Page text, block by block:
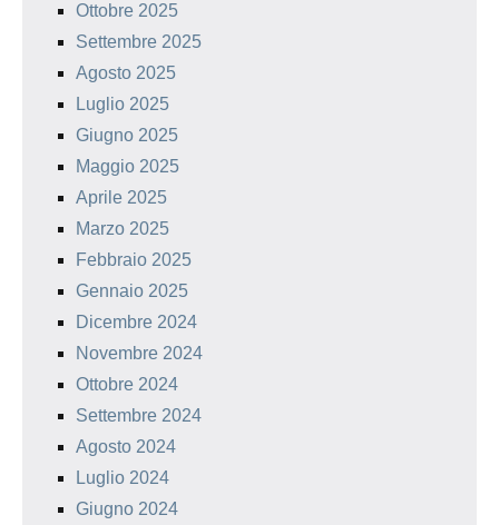
Ottobre 2025
Settembre 2025
Agosto 2025
Luglio 2025
Giugno 2025
Maggio 2025
Aprile 2025
Marzo 2025
Febbraio 2025
Gennaio 2025
Dicembre 2024
Novembre 2024
Ottobre 2024
Settembre 2024
Agosto 2024
Luglio 2024
Giugno 2024